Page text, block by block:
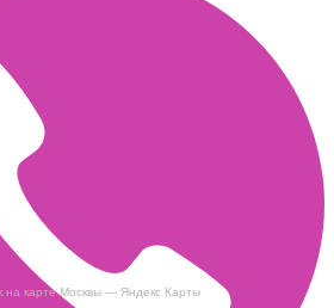
на карте Москвы — Яндекс Карты